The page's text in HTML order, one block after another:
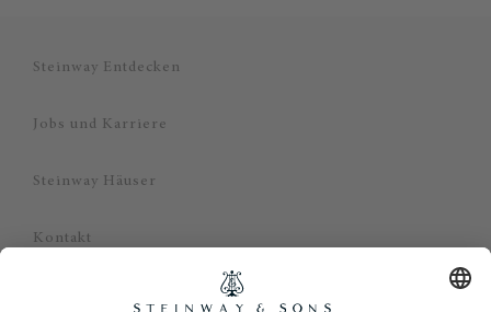
Steinway Entdecken
Jobs und Karriere
Steinway Häuser
Kontakt